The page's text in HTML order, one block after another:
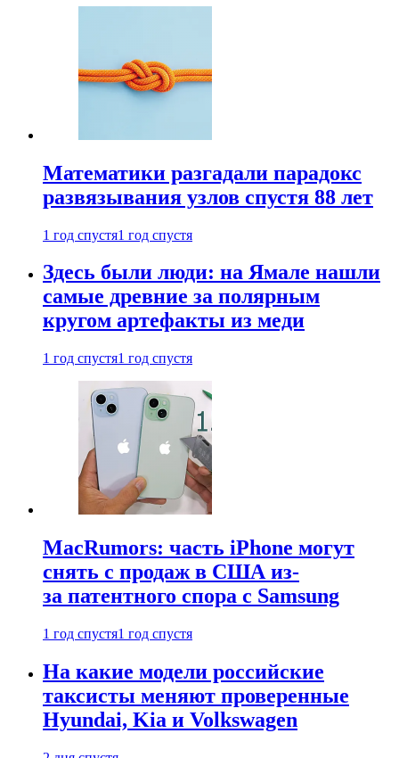
Математики разгадали парадокс
развязывания узлов спустя 88 лет
1 год спустя1 год спустя
Здесь были люди: на Ямале нашли
самые древние за полярным
кругом артефакты из меди
1 год спустя1 год спустя
MacRumors: часть iPhone могут
снять с продаж в США из-
за патентного спора с Samsung
1 год спустя1 год спустя
На какие модели российские
таксисты меняют проверенные
Hyundai, Kia и Volkswagen